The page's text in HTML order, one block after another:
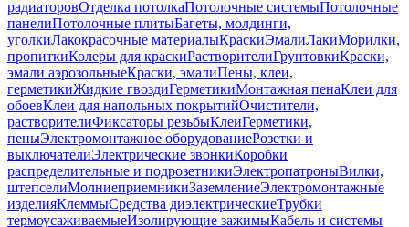
радиаторовОтделка потолкаПотолочные системыПотолочные
панелиПотолочные плитыБагеты, молдинги,
уголкиЛакокрасочные материалыКраскиЭмалиЛакиМорилки,
пропиткиКолеры для краскиРастворителиГрунтовкиКраски,
эмали аэрозольныеКраски, эмалиПены, клеи,
герметикиЖидкие гвоздиГерметикиМонтажная пенаКлеи для
обоевКлеи для напольных покрытийОчистители,
растворителиФиксаторы резьбыКлеиГерметики,
пеныЭлектромонтажное оборудованиеРозетки и
выключателиЭлектрические звонкиКоробки
распределительные и подрозетникиЭлектропатроныВилки,
штепселиМолниеприемникиЗаземлениеЭлектромонтажные
изделияКлеммыСредства диэлектрическиеТрубки
термоусаживаемыеИзолирующие зажимыКабель и системы